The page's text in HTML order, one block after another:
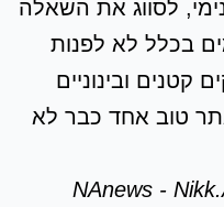
לסווג את השאלה
בכלל לא לפנות
קטנים ובינוניים
טוב אחד כבר לא
NAnews -